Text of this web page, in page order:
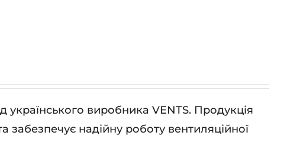
українського виробника VENTS. Продукція
забезпечує надійну роботу вентиляційної